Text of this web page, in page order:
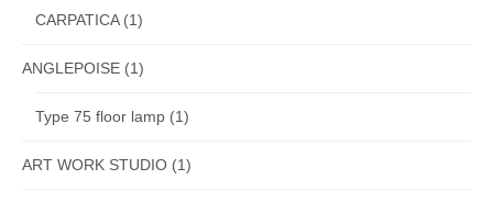
CARPATICA(1)
ANGLEPOISE (1)
Type 75 floor lamp (1)
ART WORK STUDIO (1)